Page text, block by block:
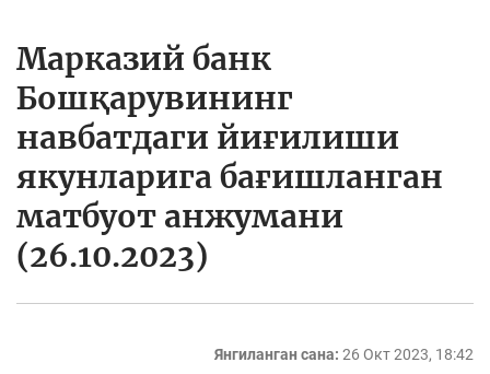
Марказий банк
Бошқарувининг
навбатдаги йиғилиши
якунларига бағишланган
матбуот анжумани
(26.10.2023)
Янгиланган сана: 26 Окт 2023, 18:42